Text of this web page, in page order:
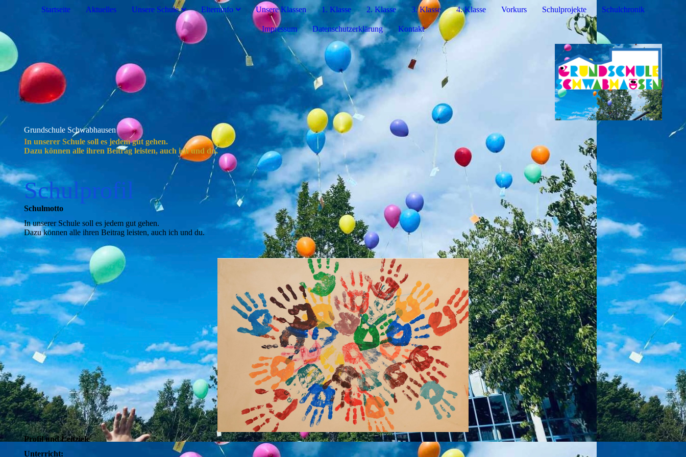
Startseite Aktuelles Unsere Schule Elterninfo Unsere Klassen 1. Klasse 2. Klasse 3. Klasse 4. Klasse Vorkurs Schulprojekte Schulchronik
Impressum Datenschutzerklärung Kontakt
Grundschule Schwabhausen
In unserer Schule soll es jedem gut gehen.
Dazu können alle ihren Beitrag leisten, auch ich und du.
Schulprofil
Schulmotto
In unserer Schule soll es jedem gut gehen.
Dazu können alle ihren Beitrag leisten, auch ich und du.
Profil und Leitziele
Unterricht: